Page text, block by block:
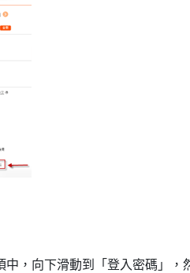
，向下滑動到「登入密碼」，